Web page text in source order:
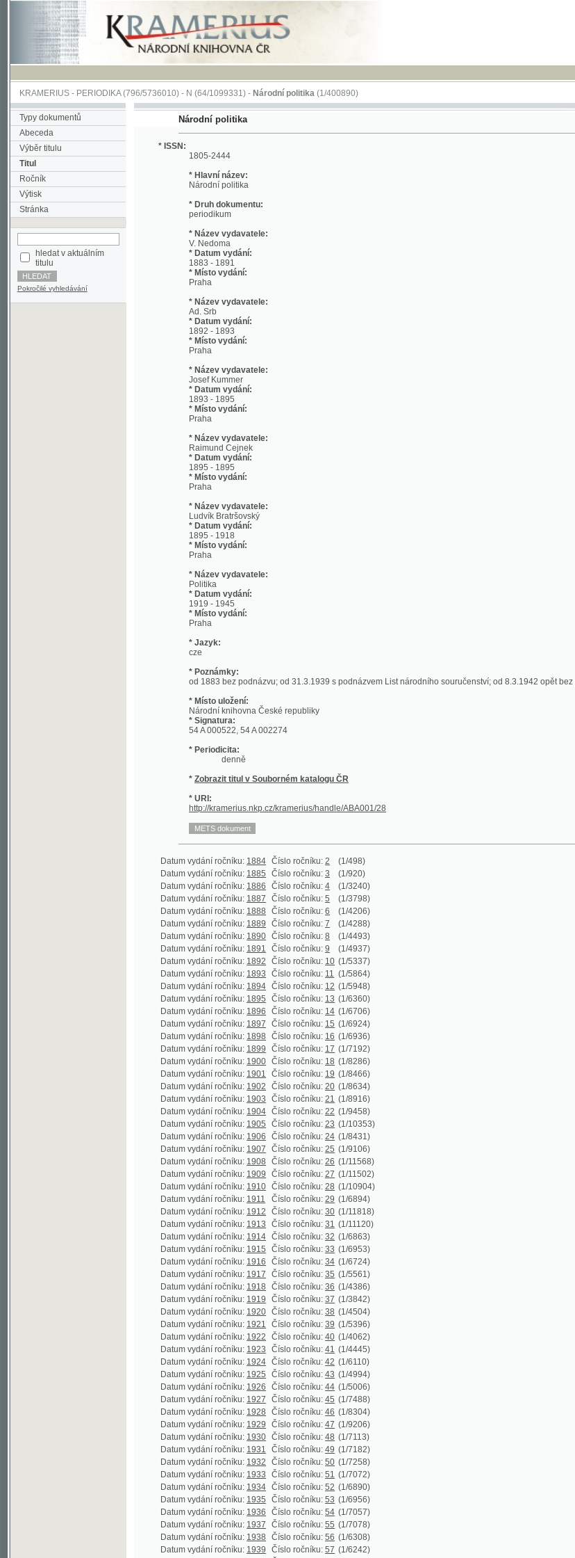
RSS -
KRAMERIUS-PERIODIKA(796/5736010) -N(64/1099331) -Národní politika(1/400890)
Typy dokumentů
Abeceda
Výběr titulu
Titul
Ročník
Výtisk
Stránka
hledat v aktuálním
Pokročilé vyhledávání
Národní politika
1805-2444
* Hlavní název:
* Druh dokumentu:
* Název vydavatele:
V. Nedoma
* Datum vydání:
1883 - 1891
* Místo vydání:
* Název vydavatele:
Ad. Srb
1892 - 1893
* Místo vydání:
Praha
* Název vydavatele:
Josef Kummer
* Datum vydání:
* Místo vydání:
Praha
* Název vydavatele:
Raimund Cejnek
* Datum vydání:
* Místo vydání:
Praha
* Název vydavatele:
Ludvík Bratršovský
* Datum vydání:
1895 - 1918
Praha
* Název vydavatele:
Politika
* Datum vydání:
1919 - 1945
* Místo vydání:
* Jazyk:
* Poznámky:
od 1883 bez podnázvu; od 31.3.1939 s podnázvem List národního souručenství; od 8.3.1942 opět bez podnázvu;
* Místo uložení:
Národní knihovna České republiky
* Signatura:
* Periodicita:
Zobrazit titul v Souborném katalogu ČR
* URI:
http://kramerius.nkp.cz/kramerius/handle/ABA001/28
Datum vydání ročníku:1884 Číslo ročníku:2
(1/498)
Datum vydání ročníku:
Datum vydání ročníku:1886 Číslo ročníku:4
(1/3240)
Datum vydání ročníku:1888 Číslo ročníku:
Datum vydání ročníku:1891 Číslo ročníku:9 (1/4937)
Datum vydání ročníku:1892 Číslo ročníku:10 (1/5337)
Datum vydání ročníku:1893 Číslo ročníku:11 (1/5864)
Datum vydání ročníku:1894 Číslo ročníku:12 (1/5948)
Datum vydání ročníku:1895 Číslo ročníku:13 (1/6360)
Datum vydání ročníku:1896 Číslo ročníku: 14
(1/6706)
Datum vydání ročníku:1897 Číslo ročníku: 15
(1/6924)
Datum vydání ročníku:
Číslo ročníku:
(1/6936)
Datum vydání ročníku:1899 Číslo ročníku: 17 (1/7192)
Datum vydání ročníku:1900 Číslo ročníku:18 (1/8286)
Datum vydání ročníku:1901 Číslo ročníku:19 (1/8466)
Datum vydání ročníku:1902 Číslo ročníku:20 (1/8634)
Datum vydání ročníku:1903 Číslo ročníku:21 (1/8916)
Datum vydání ročníku:1904 Číslo ročníku:22 (1/9458)
Datum vydání ročníku:1905 Číslo ročníku:23 (1/10353)
Datum vydání ročníku:1906 Číslo ročníku:24 (1/8431)
Datum vydání ročníku:1907 Číslo ročníku: 25
(1/9106)
Datum vydání ročníku:1908 Číslo ročníku: 26
(1/11568)
Datum vydání ročníku:
Číslo ročníku:
(1/11502)
Datum vydání ročníku:1910 Číslo ročníku: 28 (1/10904)
Datum vydání ročníku:1911 Číslo ročníku:29 (1/6894)
Datum vydání ročníku:1912 Číslo ročníku:30 (1/11818)
Datum vydání ročníku:1913 Číslo ročníku:31 (1/11120)
Datum vydání ročníku:1914 Číslo ročníku:32 (1/6863)
Datum vydání ročníku:1915 Číslo ročníku:33 (1/6953)
Datum vydání ročníku:1916 Číslo ročníku:34 (1/6724)
Datum vydání ročníku:1917 Číslo ročníku:35 (1/5561)
Datum vydání ročníku:1918 Číslo ročníku: 36
(1/4386)
Datum vydání ročníku:1919 Číslo ročníku: 37
(1/3842)
Datum vydání ročníku:
Číslo ročníku:
(1/4504)
Datum vydání ročníku:1921 Číslo ročníku: 39 (1/5396)
Datum vydání ročníku:1922 Číslo ročníku:40 (1/4062)
Datum vydání ročníku:1923 Číslo ročníku:41 (1/4445)
Datum vydání ročníku:1924 Číslo ročníku:42 (1/6110)
Datum vydání ročníku:1925 Číslo ročníku:43 (1/4994)
Datum vydání ročníku:1926 Číslo ročníku:44 (1/5006)
Datum vydání ročníku:1927 Číslo ročníku:45 (1/7488)
Datum vydání ročníku:1928 Číslo ročníku:46 (1/8304)
Datum vydání ročníku:1929 Číslo ročníku: 47
(1/9206)
Datum vydání ročníku:1930 Číslo ročníku: 48
(1/7113)
Datum vydání ročníku:
Číslo ročníku:
(1/7182)
Datum vydání ročníku:1932 Číslo ročníku: 50 (1/7258)
Datum vydání ročníku:1933 Číslo ročníku:51 (1/7072)
Datum vydání ročníku:1934 Číslo ročníku:52 (1/6890)
Datum vydání ročníku:1935 Číslo ročníku:53 (1/6956)
Datum vydání ročníku:1936 Číslo ročníku:54 (1/7057)
Datum vydání ročníku:1937 Číslo ročníku:55 (1/7078)
Datum vydání ročníku:1938 Číslo ročníku:56 (1/6308)
Datum vydání ročníku:1939 Číslo ročníku:57 (1/6242)
Datum vydání ročníku:1940 Číslo ročníku: 58 (1/5788)
Datum vydání ročníku:1941 Číslo ročníku: 59
(1/4605)
Datum vydání ročníku:
Číslo ročníku:
(1/5822)
Datum vydání ročníku:1943 Číslo ročníku: 61 (1/4414)
Datum vydání ročníku:1944 Číslo ročníku:62 (1/3550)
Datum vydání ročníku:1945 Číslo ročníku:63 (1/608)